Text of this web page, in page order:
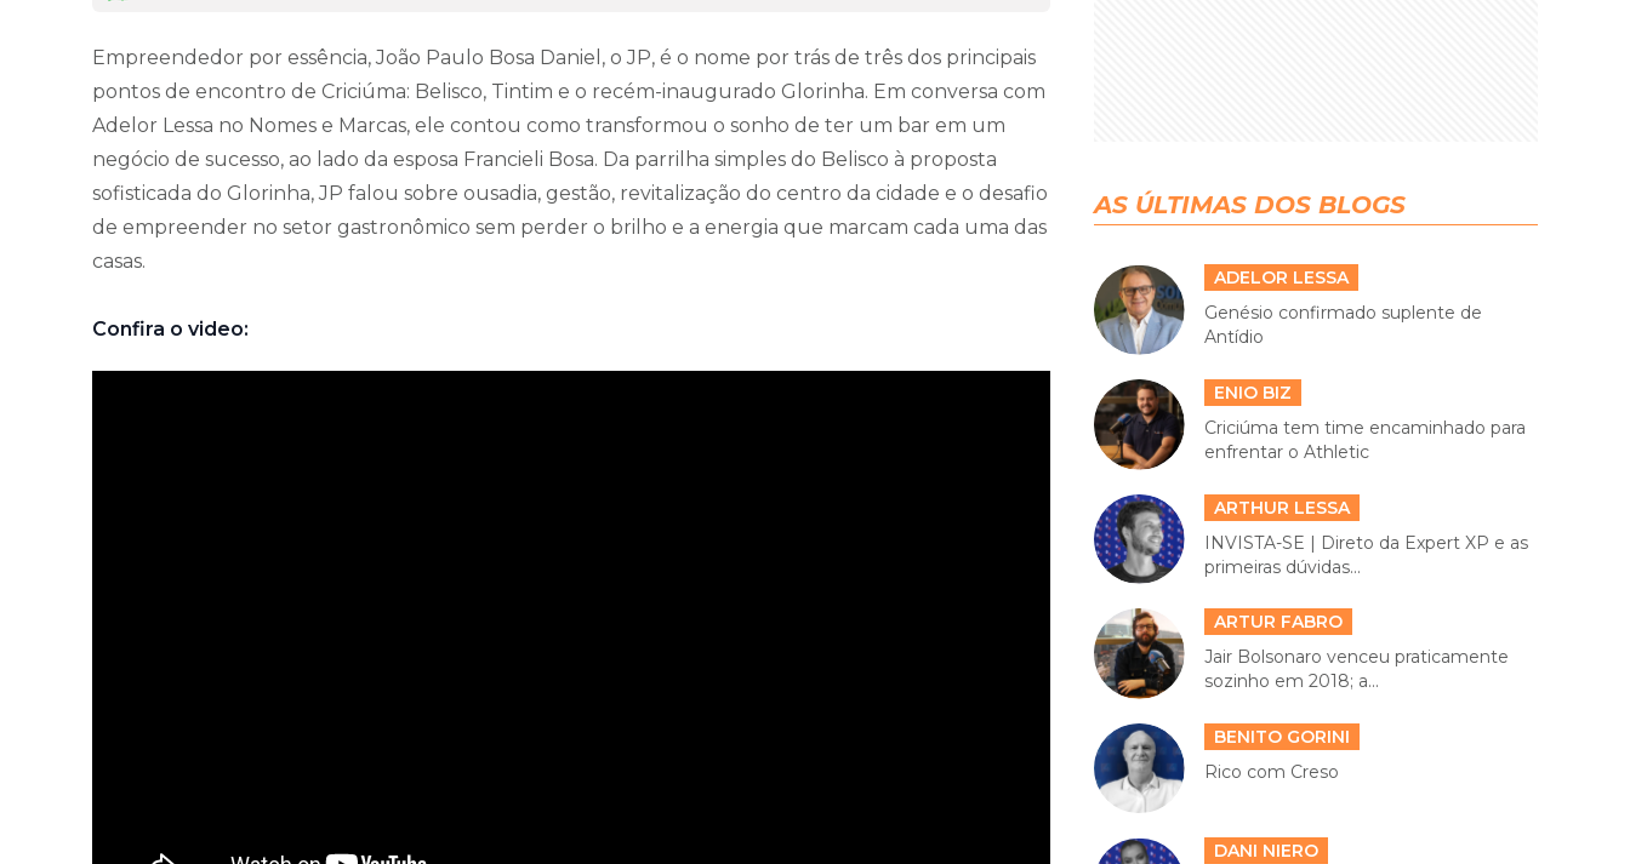
Empreendedor por essência, João Paulo Bosa Daniel, o JP, é o nome por trás de três dos principais
pontos de encontro de Criciúma: Belisco, Tintim e o recém-inaugurado Glorinha. Em conversa com
Adelor Lessa no Nomes e Marcas, ele contou como transformou o sonho de ter um bar em um
negócio de sucesso, ao lado da esposa Francieli Bosa. Da parrilha simples do Belisco à proposta
sofisticada do Glorinha, JP falou sobre ousadia, gestão, revitalização do centro da cidade e o desafio
de empreender no setor gastronômico sem perder o brilho e a energia que marcam cada uma das
casas.
Confira o video:
AS ÚLTIMAS DOS BLOGS
ADELOR LESSA
Genésio confirmado suplente de
Antídio
ENIO BIZ
Criciúma tem time encaminhado para
enfrentar o Athletic
ARTHUR LESSA
INVISTA-SE | Direto da Expert XP e as
primeiras dúvidas...
ARTUR FABRO
Jair Bolsonaro venceu praticamente
sozinho em 2018; a...
BENITO GORINI
Rico com Creso
DANI NIERO